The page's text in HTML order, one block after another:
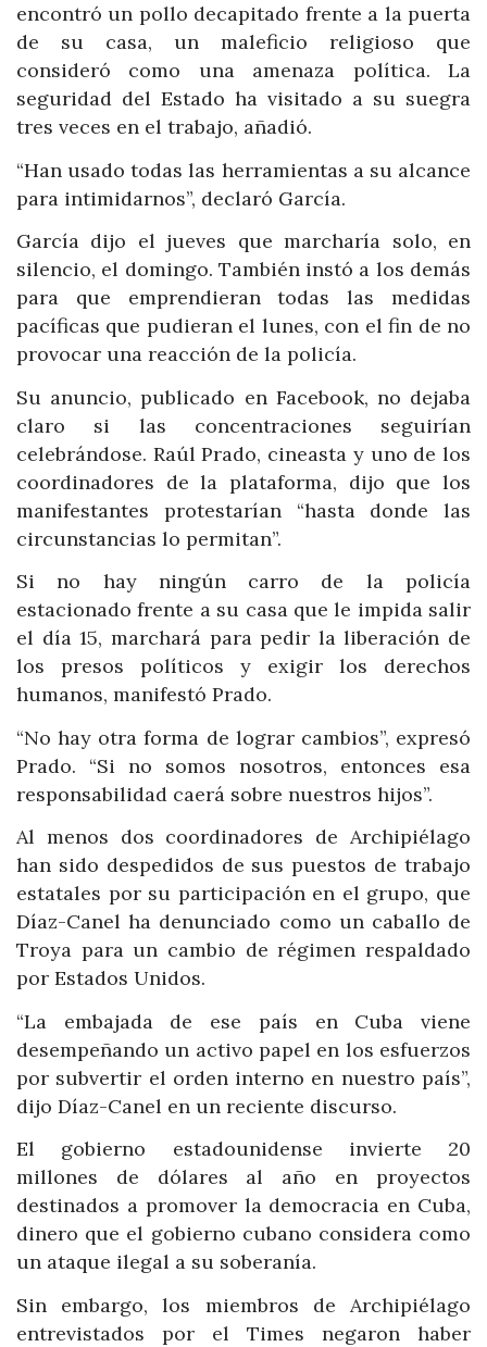
encontró un pollo decapitado frente a la puerta
de su casa, un maleficio religioso que
consideró como una amenaza política. La
seguridad del Estado ha visitado a su suegra
tres veces en el trabajo, añadió.
“Han usado todas las herramientas a su alcance
para intimidarnos”, declaró García.
García dijo el jueves que marcharía solo, en
silencio, el domingo. También instó a los demás
para que emprendieran todas las medidas
pacíficas que pudieran el lunes, con el fin de no
provocar una reacción de la policía.
Su anuncio, publicado en Facebook, no dejaba
claro si las concentraciones seguirían
celebrándose. Raúl Prado, cineasta y uno de los
coordinadores de la plataforma, dijo que los
manifestantes protestarían “hasta donde las
circunstancias lo permitan”.
Si no hay ningún carro de la policía
estacionado frente a su casa que le impida salir
el día 15, marchará para pedir la liberación de
los presos políticos y exigir los derechos
humanos, manifestó Prado.
“No hay otra forma de lograr cambios”, expresó
Prado. “Si no somos nosotros, entonces esa
responsabilidad caerá sobre nuestros hijos”.
Al menos dos coordinadores de Archipiélago
han sido despedidos de sus puestos de trabajo
estatales por su participación en el grupo, que
Díaz-Canel ha denunciado como un caballo de
Troya para un cambio de régimen respaldado
por Estados Unidos.
“La embajada de ese país en Cuba viene
desempeñando un activo papel en los esfuerzos
por subvertir el orden interno en nuestro país”,
dijo Díaz-Canel en un reciente discurso.
El gobierno estadounidense invierte 20
millones de dólares al año en proyectos
destinados a promover la democracia en Cuba,
dinero que el gobierno cubano considera como
un ataque ilegal a su soberanía.
Sin embargo, los miembros de Archipiélago
entrevistados por el Times negaron haber